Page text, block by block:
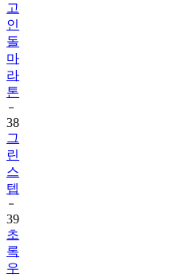
고
인
돌
마
라
톤
38
그
린
스
텝
39
초
록
우